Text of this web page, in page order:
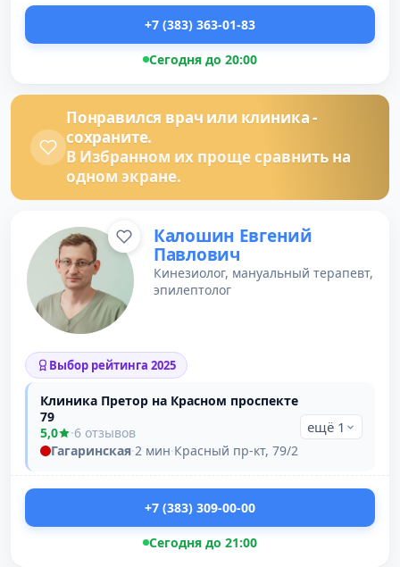
+7 (383) 363-01-83
Сегодня до 20:00
Понравился врач или клиника -
сохраните.
В Избранном их проще сравнить на
одном экране.
Калошин Евгений
Павлович
Кинезиолог, мануальный терапевт,
эпилептолог
Выбор рейтинга 2025
Клиника Претор на Красном проспекте
79
5,0
·6 отзывов
Гагаринская·2 мин·Красный пр-кт, 79/2
ещё 1
+7 (383) 309-00-00
Сегодня до 21:00